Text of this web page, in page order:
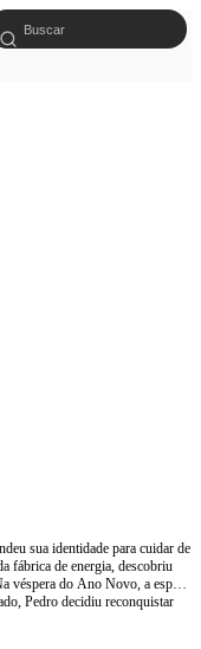
sua identidade para cuidar de
fábrica de energia, descobriu
véspera do Ano Novo, a esposa
Pedro decidiu reconquistar